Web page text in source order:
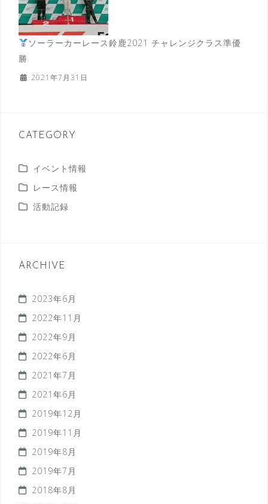
ソーラーカーレース鈴鹿2021 チャレンジクラス準優
勝
2021年7月31日
CATEGORY
イベント情報
レース情報
活動記録
ARCHIVE
2023年6月
2022年11月
2022年9月
2022年6月
2021年7月
2021年6月
2019年12月
2019年11月
2019年8月
2019年7月
2018年8月